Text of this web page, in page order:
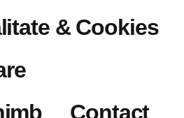
& Cookies
Contact